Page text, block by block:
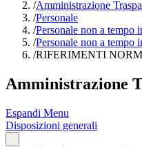
/Amministrazione
/Personale
/Personale non a tempo
/Personale non a tempo
/RIFERIMENTI
Amministrazione
Espandi Menu
Disposizioni generali